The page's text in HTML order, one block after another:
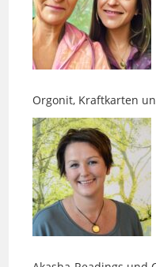
Orgonit, Kraftkarten
Akasha-Readings und